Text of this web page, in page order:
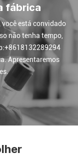
fábrica
você está convidado
não tenha tempo,
Apresentaremos